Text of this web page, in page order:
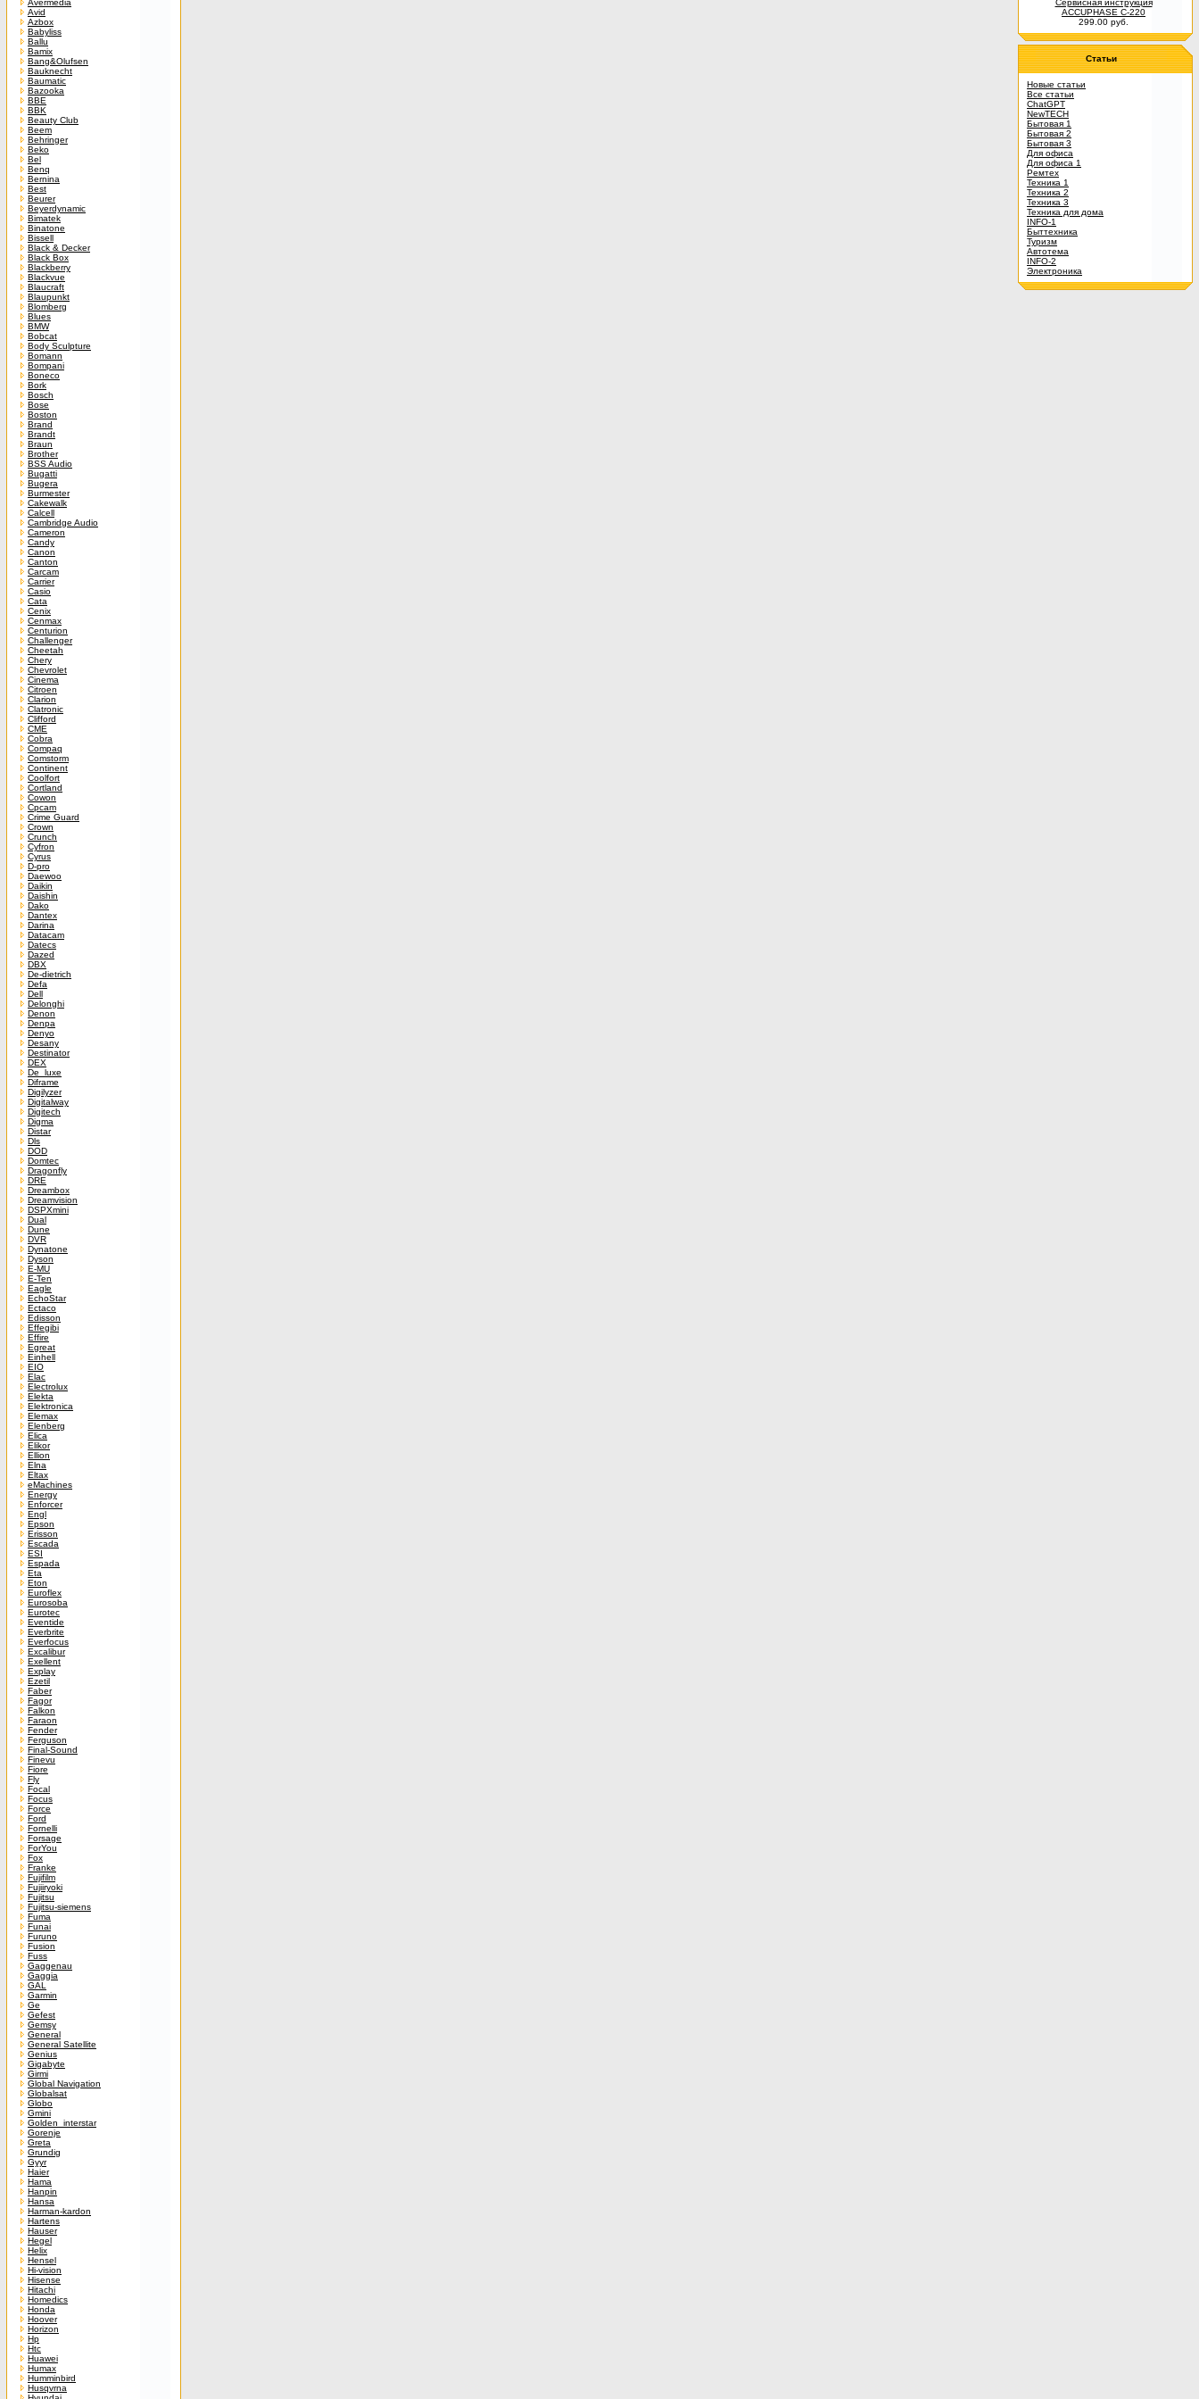
Avermedia
Avid
Azbox
Babyliss
Ballu
Bamix
Bang&Olufsen
Bauknecht
Baumatic
Bazooka
BBE
BBK
Beauty Club
Beem
Behringer
Beko
Bel
Benq
Bernina
Best
Beurer
Beyerdynamic
Bimatek
Binatone
Bissell
Black & Decker
Black Box
Blackberry
Blackvue
Blaucraft
Blaupunkt
Blomberg
Blues
BMW
Bobcat
Body Sculpture
Bomann
Bompani
Boneco
Bork
Bosch
Bose
Boston
Brand
Brandt
Braun
Brother
BSS Audio
Bugatti
Bugera
Burmester
Cakewalk
Calcell
Cambridge Audio
Cameron
Candy
Canon
Canton
Carcam
Carrier
Casio
Cata
Cenix
Cenmax
Centurion
Challenger
Cheetah
Chery
Chevrolet
Cinema
Citroen
Clarion
Clatronic
Clifford
CME
Cobra
Compaq
Comstorm
Continent
Coolfort
Cortland
Cowon
Cpcam
Crime Guard
Crown
Crunch
Cyfron
Cyrus
D-pro
Daewoo
Daikin
Daishin
Dako
Dantex
Darina
Datacam
Datecs
Dazed
DBX
De-dietrich
Defa
Dell
Delonghi
Denon
Denpa
Denyo
Desany
Destinator
DEX
De_luxe
Diframe
Digilyzer
Digitalway
Digitech
Digma
Distar
Dls
DOD
Domtec
Dragonfly
DRE
Dreambox
Dreamvision
DSPXmini
Dual
Dune
DVR
Dynatone
Dyson
E-MU
E-Ten
Eagle
EchoStar
Ectaco
Edisson
Effegibi
Effire
Egreat
Einhell
EIO
Elac
Electrolux
Elekta
Elektronica
Elemax
Elenberg
Elica
Elikor
Ellion
Elna
Eltax
eMachines
Energy
Enforcer
Engl
Epson
Erisson
Escada
ESI
Espada
Eta
Eton
Euroflex
Eurosoba
Eurotec
Eventide
Everbrite
Everfocus
Excalibur
Exellent
Explay
Ezetil
Faber
Fagor
Falkon
Faraon
Fender
Ferguson
Final-Sound
Finevu
Fiore
Fly
Focal
Focus
Force
Ford
Fornelli
Forsage
ForYou
Fox
Franke
Fujifilm
Fujiiryoki
Fujitsu
Fujitsu-siemens
Fuma
Funai
Furuno
Fusion
Fuss
Gaggenau
Gaggia
GAL
Garmin
Ge
Gefest
Gemsy
General
General Satellite
Genius
Gigabyte
Girmi
Global Navigation
Globalsat
Globo
Gmini
Golden_interstar
Gorenje
Greta
Grundig
Gyyr
Haier
Hama
Hanpin
Hansa
Harman-kardon
Hartens
Hauser
Hegel
Helix
Hensel
Hi-vision
Hisense
Hitachi
Homedics
Honda
Hoover
Horizon
Hp
Htc
Huawei
Humax
Humminbird
Husqvrna
Сервисная инструкция
ACCUPHASE C-220
299.00 руб.
Статьи
Новые статьи
Все статьи
ChatGPT
NewTECH
Бытовая 1
Бытовая 2
Бытовая 3
Для офиса
Для офиса 1
Ремтех
Техника 1
Техника 2
Техника 3
Техника для дома
INFO-1
Быттехника
Туризм
Автотема
INFO-2
Электроника